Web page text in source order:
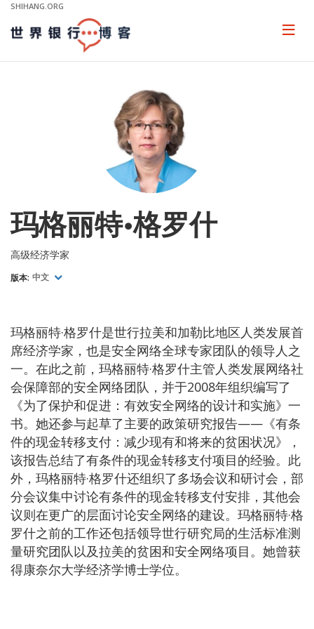
Skip
Main
Navigation
SHIHANG.ORG
Page
玛格丽特•格罗什
高级经济学家
版本: 中文
玛格丽特·格罗什是世行拉美和加勒比地区人类发展首
席经济学家，也是安全网络全球专家团队的领导人之
一。在此之前，玛格丽特·格罗什主管人类发展网络社
会保障部的安全网络团队，并于2008年组织编写了
《为了保护和促进：有效安全网络的设计和实施》一
书。她还参与起草了主要的政策研究报告——《有条
件的现金转移支付：减少现有和将来的贫困状况》，
该报告总结了有条件的现金转移支付项目的经验。此
外，玛格丽特·格罗什还组织了多场会议和研讨会，部
分会议集中讨论有条件的现金转移支付安排，其他会
议则在更广的层面讨论安全网络的建设。玛格丽特·格
罗什之前的工作还包括领导世行研究局的生活标准测
量研究团队以及拉美的贫困和安全网络项目。她曾获
得康奈尔大学经济学博士学位。